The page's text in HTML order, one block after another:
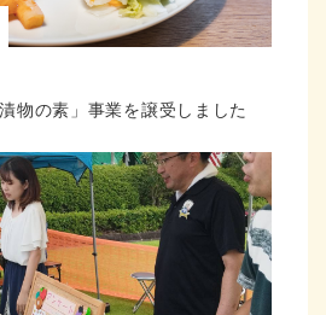
物の素」事業を譲受しました